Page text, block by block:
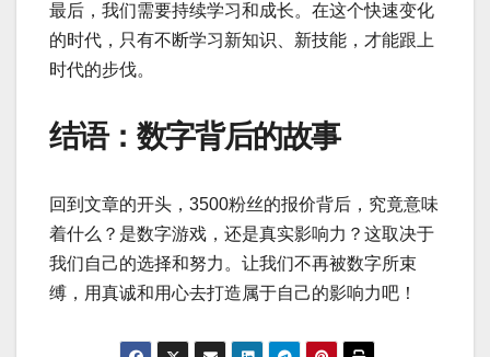
最后，我们需要持续学习和成长。在这个快速变化
的时代，只有不断学习新知识、新技能，才能跟上
时代的步伐。
结语：数字背后的故事
回到文章的开头，3500粉丝的报价背后，究竟意味
着什么？是数字游戏，还是真实影响力？这取决于
我们自己的选择和努力。让我们不再被数字所束
缚，用真诚和用心去打造属于自己的影响力吧！